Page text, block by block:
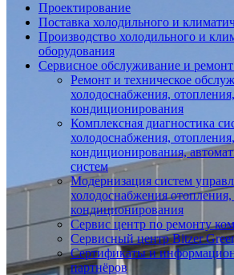
Проектирование
Поставка холодильного и
Производство холодильного и
оборудования
Сервисное обслуживание и ремонт
Ремонт и техническое
холодоснабжения,
кондиционирования
Комплексная диагностика
холодоснабжения,
кондиционирования,
систем
Модернизация систем
холодоснабжения
кондиционирования
Сервис центр по ремонту
Сервисный центр Bitzer
Сертификаты и
партнёров